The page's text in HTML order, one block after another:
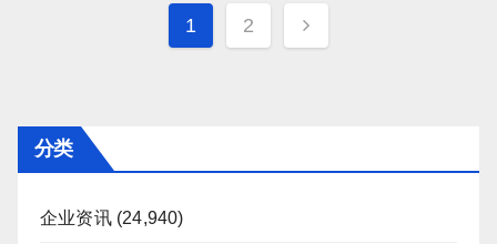
文
章
1 2
分类
企业资讯(24,940)